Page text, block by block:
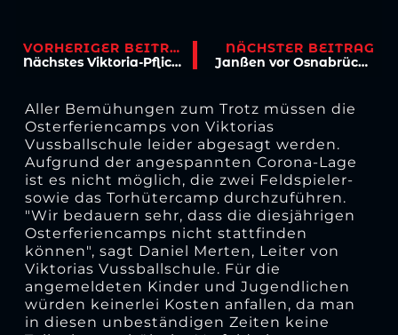
VORHERIGER BEITRAG
Nächstes Viktoria-Pflichtspiel am Ostermontag
NÄCHSTER BEITRAG
Janßen vor Osnabrück-Testspiel: „Wir schauen nur auf uns“
Aller Bemühungen zum Trotz müssen die
Osterferiencamps von Viktorias
Vussballschule leider abgesagt werden.
Aufgrund der angespannten Corona-Lage
ist es nicht möglich, die zwei Feldspieler-
sowie das Torhütercamp durchzuführen.
"Wir bedauern sehr, dass die diesjährigen
Osterferiencamps nicht stattfinden
können", sagt Daniel Merten, Leiter von
Viktorias Vussballschule. Für die
angemeldeten Kinder und Jugendlichen
würden keinerlei Kosten anfallen, da man
in diesen unbeständigen Zeiten keine